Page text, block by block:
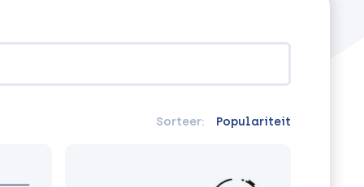
Sorteer: Populariteit